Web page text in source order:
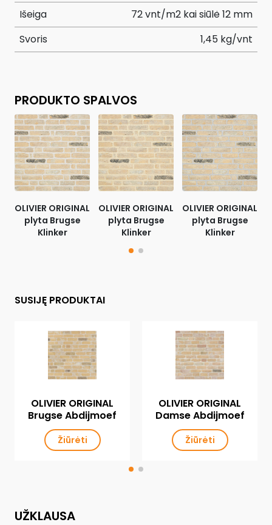
Išeiga
72 vnt/m2 kai siūlė 12 mm
Svoris
1,45 kg/vnt
PRODUKTO SPALVOS
OLIVIER ORIGINAL
plyta Brugse
Klinker
OLIVIER ORIGINAL
plyta Brugse
Klinker
OLIVIER ORIGINAL
plyta Brugse
Klinker
SUSIJĘ PRODUKTAI
OLIVIER ORIGINAL
Brugse Abdijmoef
Žiūrėti
OLIVIER ORIGINAL
Damse Abdijmoef
Žiūrėti
UŽKLAUSA